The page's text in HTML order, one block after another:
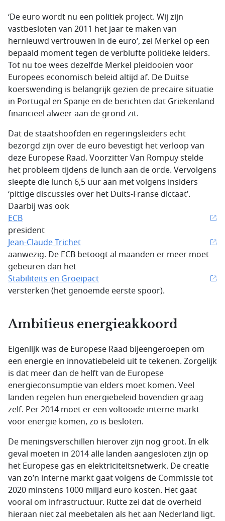
‘De euro wordt nu een politiek project. Wij zijn
vastbesloten van 2011 het jaar te maken van
hernieuwd vertrouwen in de euro’, zei Merkel op een
bepaald moment tegen de verblufte politieke leiders.
Tot nu toe wees dezelfde Merkel pleidooien voor
Europees economisch beleid altijd af. De Duitse
koerswending is belangrijk gezien de precaire situatie
in Portugal en Spanje en de berichten dat Griekenland
financieel alweer aan de grond zit.
Dat de staatshoofden en regeringsleiders echt
bezorgd zijn over de euro bevestigt het verloop van
deze Europese Raad. Voorzitter Van Rompuy stelde
het probleem tijdens de lunch aan de orde. Vervolgens
sleepte die lunch 6,5 uur aan met volgens insiders
‘pittige discussies over het Duits-Franse dictaat’.
Daarbij was ook
ECB
president
Jean-Claude Trichet
aanwezig. De ECB betoogt al maanden er meer moet
gebeuren dan het
Stabiliteits en Groeipact
versterken (het genoemde eerste spoor).
Ambitieus energieakkoord
Eigenlijk was de Europese Raad bijeengeroepen om
een energie en innovatiebeleid uit te tekenen. Zorgelijk
is dat meer dan de helft van de Europese
energieconsumptie van elders moet komen. Veel
landen regelen hun energiebeleid bovendien graag
zelf. Per 2014 moet er een voltooide interne markt
voor energie komen, zo is besloten.
De meningsverschillen hierover zijn nog groot. In elk
geval moeten in 2014 alle landen aangesloten zijn op
het Europese gas en elektriciteitsnetwerk. De creatie
van zo’n interne markt gaat volgens de Commissie tot
2020 minstens 1000 miljard euro kosten. Het gaat
vooral om infrastructuur. Rutte zei dat de overheid
hieraan niet zal meebetalen als het aan Nederland ligt.